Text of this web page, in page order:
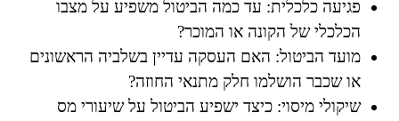
פגיעה כלכלית: עד כמה הביטול משפיע על מצבו
הכלכלי של הקונה או המוכר?
מועד הביטול: האם העסקה עדיין בשלביה הראשונים
או שכבר הושלמו חלק מתנאי החוזה?
שיקולי מיסוי: כיצד ישפיע הביטול על שיעורי מס